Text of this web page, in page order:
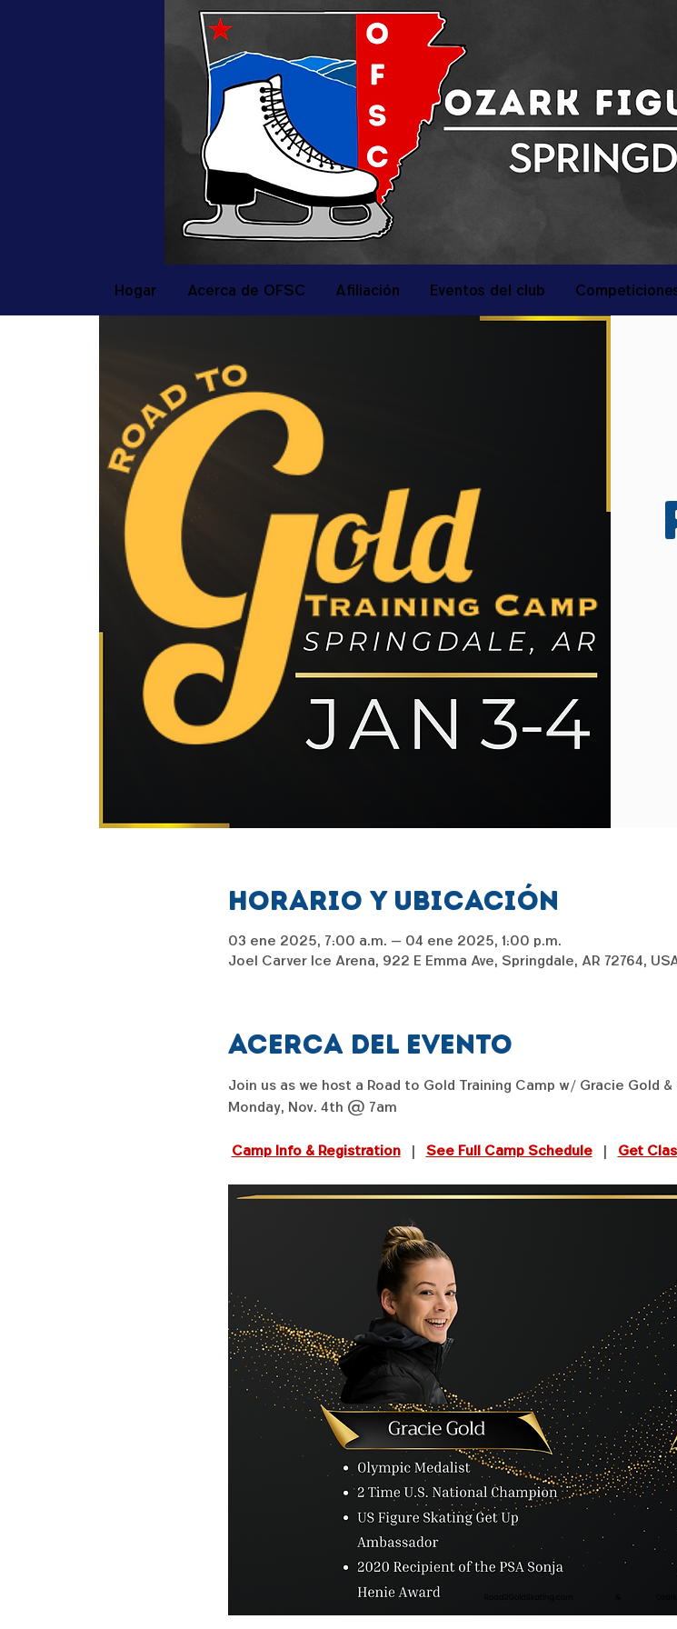
Hogar Acerca de OFSC Afiliación Eventos del club
Horario y ubicación
03 ene 2025, 7:00 a.m. – 04 ene 2025, 1:00 p.m.
Joel Carver Ice Arena, 922 E Emma Ave, Springdale, AR 72764,
Acerca del evento
Join us as we host a Road to Gold Training Camp w/ Gracie Gold
Monday, Nov. 4th @ 7am
Camp Info & Registration
  |
See Full Camp Schedule
   |
Get